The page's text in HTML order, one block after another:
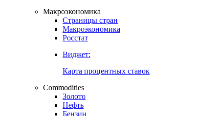
Создать индекс
Возможность создания своего индекса
Страницы стран
Росстат
Виджет:
Карта процентных ставок